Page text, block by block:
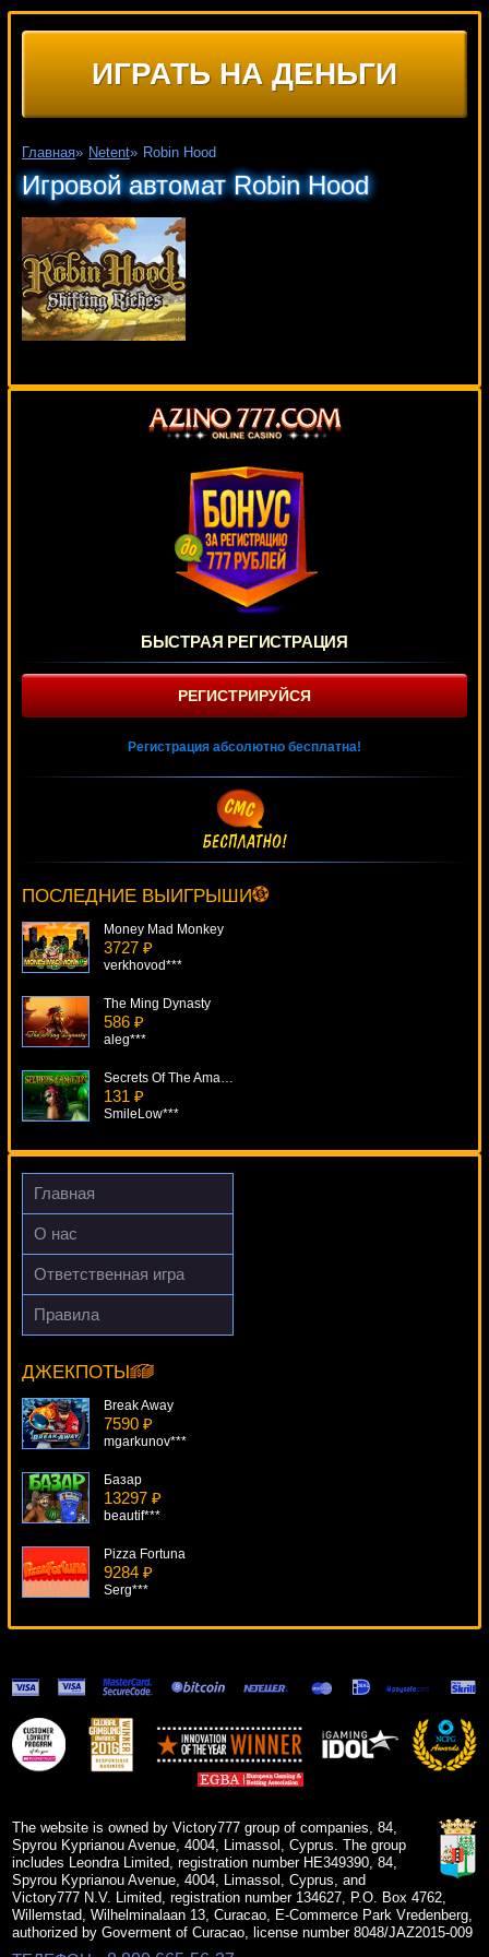
ИГРАТЬ НА ДЕНЬГИ
Главная» Netent» Robin Hood
Игровой автомат Robin Hood
БЫСТРАЯ РЕГИСТРАЦИЯ
РЕГИСТРИРУЙСЯ
Регистрация абсолютно бесплатна!
ПОСЛЕДНИЕ ВЫИГРЫШИ
mgarkunov***
Money Mad Monkey
3727 ₽
verkhovod***
The Ming Dynasty
586 ₽
aleg***
Secrets Of The Amazon
131 ₽
SmileLow***
Gold Factory
637 ₽
verkhovod***
Главная
О нас
Ответственная игра
Правила
ДЖЕКПОТЫ
Aloha Cluster Pays
turen***
Break Away
7590 ₽
mgarkunov***
Базар
13297 ₽
beautif***
Pizza Fortuna
9284 ₽
Serg***
Double Magic
11622 ₽
Panamer***
Jackpot 2000 VIP
The website is owned by Victory777 group of companies, 84,
Spyrou Kyprianou Avenue, 4004, Limassol, Cyprus. The group
includes Leondra Limited, registration number HE349390, 84,
Spyrou Kyprianou Avenue, 4004, Limassol, Cyprus, and
Victory777 N.V. Limited, registration number 134627, P.O. Box 4762,
Willemstad, Wilhelminalaan 13, Curacao, E-Commerce Park Vredenberg,
authorized by Goverment of Curacao, license number 8048/JAZ2015-009